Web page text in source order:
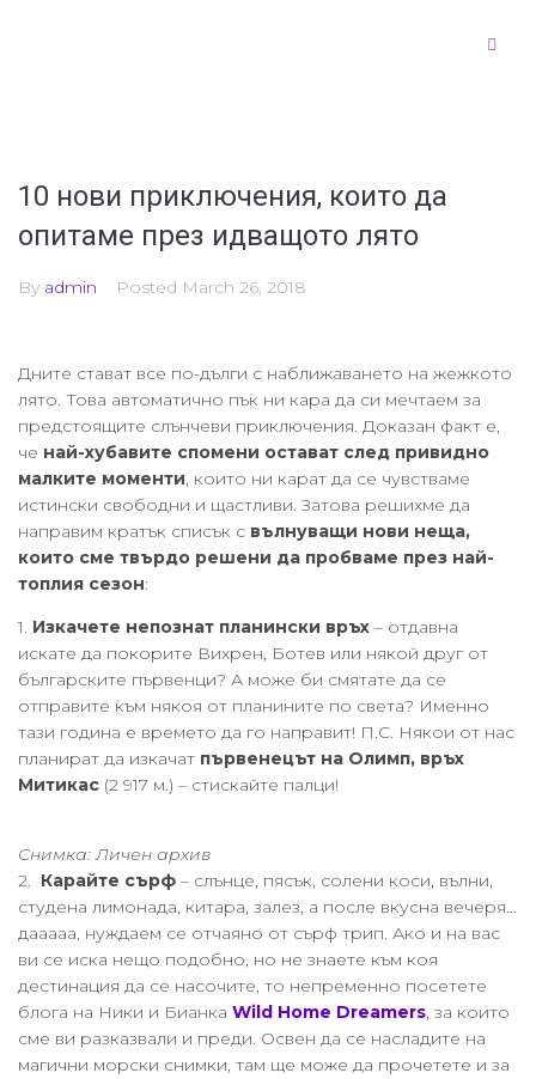
10 нови приключения, които да
опитаме през идващото лято
By admin Posted March 26, 2018
Дните стават все по-дълги с наближаването на жежкото
лято. Това автоматично пък ни кара да си мечтаем за
предстоящите слънчеви приключения. Доказан факт е,
че най-хубавите спомени остават след привидно
малките моменти, които ни карат да се чувстваме
истински свободни и щастливи. Затова решихме да
направим кратък списък с вълнуващи нови неща,
които сме твърдо решени да пробваме през най-
топлия сезон:
1. Изкачете непознат планински връх – отдавна
искате да покорите Вихрен, Ботев или някой друг от
българските първенци? А може би смятате да се
отправите към някоя от планините по света? Именно
тази година е времето да го направит! П.С. Някои от нас
планират да изкачат първенецът на Олимп, връх
Митикас (2 917 м.) – стискайте палци!
Снимка: Личен архив
2. Карайте сърф – слънце, пясък, солени коси, вълни,
студена лимонада, китара, залез, а после вкусна вечеря…
дааааа, нуждаем се отчаяно от сърф трип. Ако и на вас
ви се иска нещо подобно, но не знаете към коя
дестинация да се насочите, то непременно посетете
блога на Ники и Бианка Wild Home Dreamers, за които
сме ви разказвали и преди. Освен да се насладите на
магични морски снимки, там ще може да прочетете и за